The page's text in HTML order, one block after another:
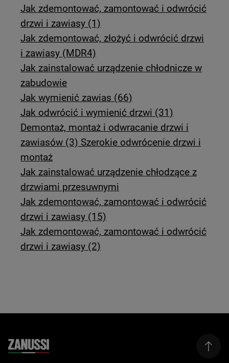
Jak zdemontować, zamontować i odwrócić
drzwi i zawiasy (1)
Jak zdemontować, złożyć i odwrócić drzwi
i zawiasy (MDR4)
Jak zainstalować urządzenie chłodnicze w
zabudowie
Jak wymienić zawias (66)
Jak odwrócić i wymienić drzwi (31)
Demontaż, montaż i odwracanie drzwi i
zawiasów (3) Szerokie odwrócenie drzwi i
montaż
Jak zainstalować urządzenie chłodzące z
drzwiami przesuwnymi
Jak zdemontować, zamontować i odwrócić
drzwi i zawiasy (15)
Jak zdemontować, zamontować i odwrócić
drzwi i zawiasy (2)